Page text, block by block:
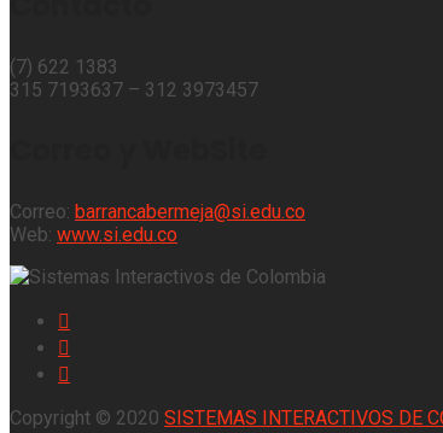
(7) 622 1383
315 7193637 – 312 3973457⁣⁣
Correo: barrancabermeja@si.edu.co
Web: www.si.edu.co
Copyright © 2020 SISTEMAS INTERACTIVOS DE